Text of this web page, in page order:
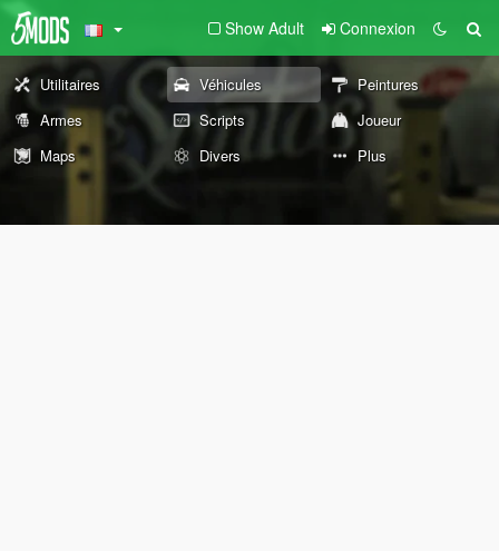
Show Adult Connexion
Utilitaires Véhicules
Peintures
Armes
Scripts
Joueur
Maps
Divers Plus